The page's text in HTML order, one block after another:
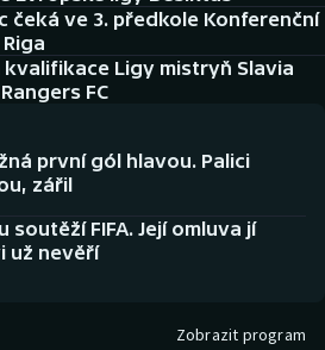
čeká ve 3. předkole Konferenční
Riga
kvalifikace Ligy mistryň Slavia
FC
první gól hlavou. Palici
zářil
soutěží FIFA. Její omluva jí
už nevěří
Zobrazit program